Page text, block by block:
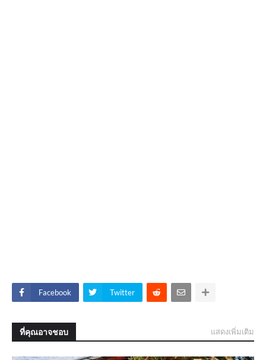
Facebook Twitter
ที่คุณอาจชอบ แสดงเพิ่มเติม